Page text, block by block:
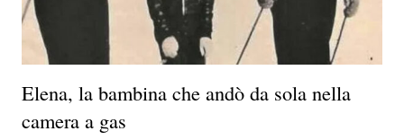
Elena, la bambina che andò da sola nella
camera a gas